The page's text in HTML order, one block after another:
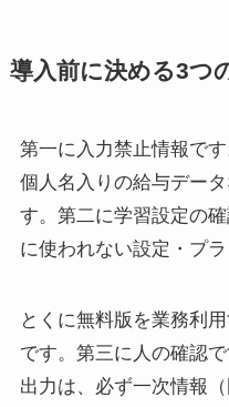
導入前に決める3つ
第一に入力禁止情報で
個人名入りの給与デー
す。第二に学習設定の
に使われない設定・プラ
とくに無料版を業務利
です。第三に人の確認
出力は、必ず一次情報